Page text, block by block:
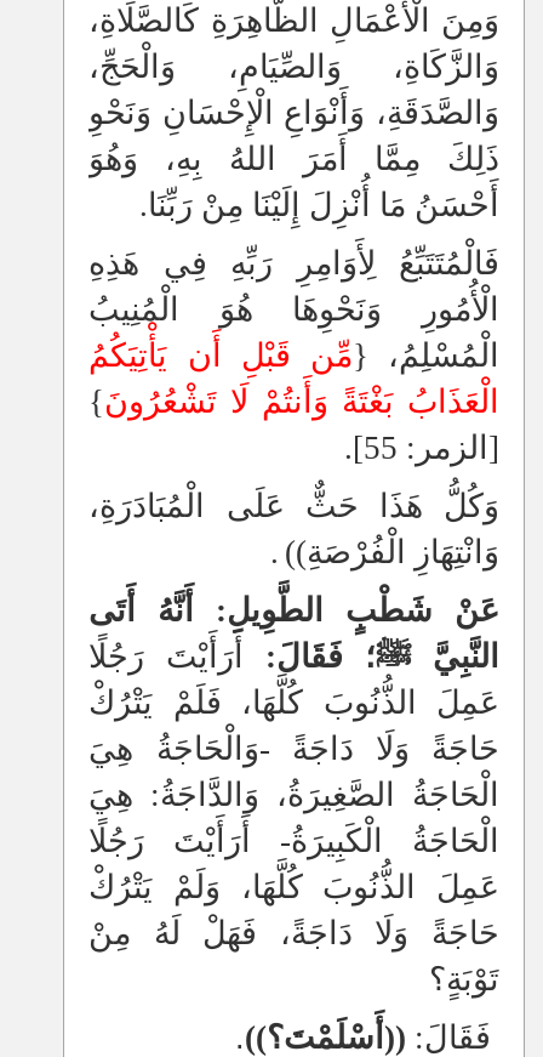
وَمِنَ الْأَعْمَالِ الظَّاهِرَةِ كَالصَّلَاةِ،
وَالزَّكَاةِ، وَالصِّيَامِ، وَالْحَجِّ،
وَالصَّدَقَةِ، وَأَنْوَاعِ الْإِحْسَانِ وَنَحْوِ
ذَلِكَ مِمَّا أَمَرَ اللهُ بِهِ، وَهُوَ
أَحْسَنُ مَا أُنْزِلَ إِلَيْنَا مِنْ رَبِّنَا.
فَالْمُتَتَبِّعُ لِأَوَامِرِ رَبِّهِ فِي هَذِهِ
الْأُمُورِ وَنَحْوِهَا هُوَ الْمُنِيبُ
الْمُسْلِمُ، {مِّن قَبْلِ أَن يَأْتِيَكُمُ
الْعَذَابُ بَغْتَةً وَأَنتُمْ لَا تَشْعُرُونَ}
[الزمر: 55].
وَكُلُّ هَذَا حَثٌّ عَلَى الْمُبَادَرَةِ،
وَانْتِهَازِ الْفُرْصَةِ)) .
عَنْ شَطْبٍ الطَّوِيلِ: أَنَّهُ أَتَى
النَّبِيَّ ﷺ؛ فَقَالَ:
أَرَأَيْتَ رَجُلًا
عَمِلَ الذُّنُوبَ كُلَّهَا، فَلَمْ يَتْرُكْ
حَاجَةً وَلَا دَاجَةً -وَالْحَاجَةُ هِيَ
الْحَاجَةُ الصَّغِيرَةُ، وَالدَّاجَةُ: هِيَ
الْحَاجَةُ الْكَبِيرَةُ- أَرَأَيْتَ رَجُلًا
عَمِلَ الذُّنُوبَ كُلَّهَا، وَلَمْ يَتْرُكْ
حَاجَةً وَلَا دَاجَةً، فَهَلْ لَهُ مِنْ
تَوْبَةٍ؟
فَقَالَ: ((أَسْلَمْتَ؟)).